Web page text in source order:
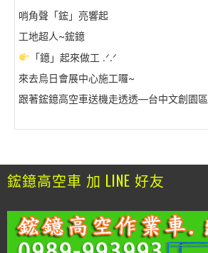
哨角聲「鋐」亮響起
工地超人~鋐鐿
「鐿」起來做工 .ᐟ.ᐟ
來去烏日會展中心施工囉~
跟著鋐鐿高空車送機走透透—台中文創園區
鋐鐿高空車 加 LINE 好友